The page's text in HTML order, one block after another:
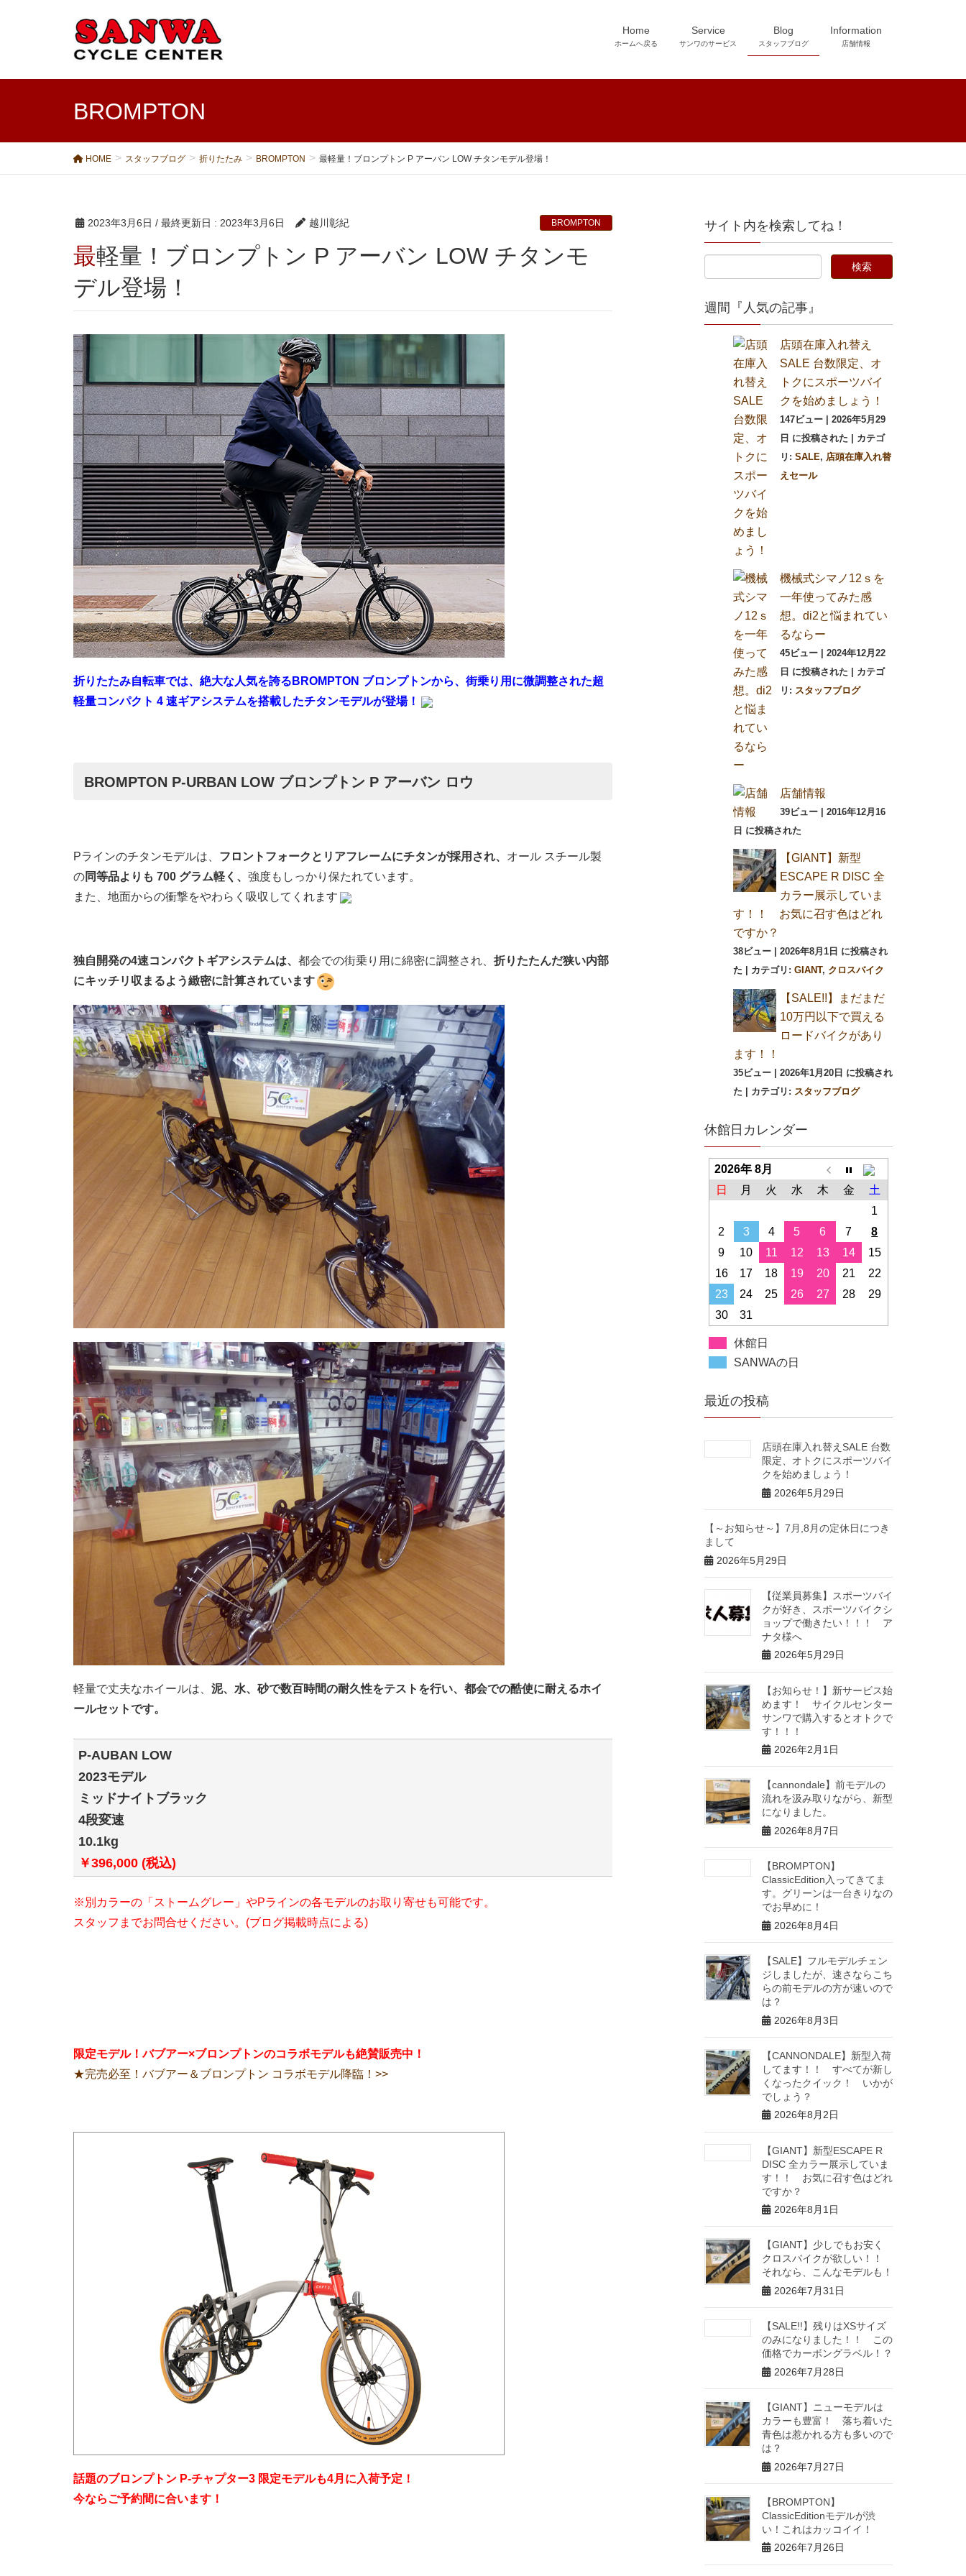
Home
ホームへ戻る
Service
サンワのサービス
Blog
スタッフブログ
Information
店舗情報
BROMPTON
HOME スタッフブログ 折りたたみ BROMPTON 最軽量！ブロンプトン P アーバン LOW チタンモデル登場！
2023年3月6日 / 最終更新日 : 2023年3月6日 越川彰紀 BROMPTON
最軽量！ブロンプトン P アーバン LOW チタンモ
デル登場！
折りたたみ自転車では、絶大な人気を誇るBROMPTON ブロンプトンから、街乗り用に微調整された超
軽量コンパクト 4 速ギアシステムを搭載したチタンモデルが登場！
BROMPTON P-URBAN LOW ブロンプトン P アーバン ロウ
Pラインのチタンモデルは、 フロントフォークとリアフレームにチタンが採用され、 オール スチール製
の同等品よりも 700 グラム軽く、 強度もしっかり保たれています。
また、地面からの衝撃をやわらく吸収してくれます
独自開発の4速コンパクトギアシステムは、 都会での街乗り用に綿密に調整され、 折りたたんだ狭い内部
にキッチリ収まるよう緻密に計算されています
軽量で丈夫なホイールは、 泥、水、砂で数百時間の耐久性をテストを行い、都会での酷使に耐えるホイ
ールセットです。
P-AUBAN LOW
2023モデル
ミッドナイトブラック
4段変速
10.1kg
￥396,000 (税込)
※別カラーの「ストームグレー」やPラインの各モデルのお取り寄せも可能です。
スタッフまでお問合せください。(ブログ掲載時点による)
限定モデル！バブアー×ブロンプトンのコラボモデルも絶賛販売中！
★完売必至！バブアー＆ブロンプトン コラボモデル降臨！>>
話題のブロンプトン P-チャプター3 限定モデルも4月に入荷予定！
今ならご予約間に合います！
サイト内を検索してね！
週間『人気の記事』
店頭在庫入れ替え
SALE 台数限定、オ
トクにスポーツバイ
クを始めましょう！
147ビュー| 2026年5月29
日 に投稿された
カテゴ
リ: SALE, 店頭在庫入れ替
えセール
機械式シマノ12ｓを
一年使ってみた感
想。di2と悩まれてい
るならー
45ビュー| 2024年12月22
日 に投稿された
カテゴ
リ: スタッフブログ
店舗情報
39ビュー| 2016年12月16
日 に投稿された
【GIANT】新型
ESCAPE R DISC 全
カラー展示していま
す！！ お気に召す色はどれ
ですか？
38ビュー| 2026年8月1日 に投稿され
た
カテゴリ: GIANT, クロスバイク
【SALE!!】まだまだ
10万円以下で買える
ロードバイクがあり
ます！！
35ビュー| 2026年1月20日 に投稿され
た
カテゴリ: スタッフブログ
休館日カレンダー
2026年 8月
日
月 火 水 木 金
土
1
2
3 4 5 6 7
8
9
10 11 12 13 14
15
16
17 18 19 20 21
22
23
24 25 26 27 28
29
30
31
休館日
SANWAの日
最近の投稿
店頭在庫入れ替えSALE 台数
限定、オトクにスポーツバイ
クを始めましょう！
2026年5月29日
【～お知らせ～】7月,8月の定休日につき
まして
2026年5月29日
【従業員募集】スポーツバイ
クが好き、スポーツバイクシ
ョップで働きたい！！！ ア
ナタ様へ
2026年5月29日
【お知らせ！】新サービス始
めます！ サイクルセンター
サンワで購入するとオトクで
す！！！
2026年2月1日
【cannondale】前モデルの
流れを汲み取りながら、新型
になりました。
2026年8月7日
【BROMPTON】
ClassicEdition入ってきてま
す。グリーンは一台きりなの
でお早めに！
2026年8月4日
【SALE】フルモデルチェン
ジしましたが、速さならこち
らの前モデルの方が速いので
は？
2026年8月3日
【CANNONDALE】新型入荷
してます！！ すべてが新し
くなったクイック！ いかが
でしょう？
2026年8月2日
【GIANT】新型ESCAPE R
DISC 全カラー展示していま
す！！ お気に召す色はどれ
ですか？
2026年8月1日
【GIANT】少しでもお安く
クロスバイクが欲しい！！
それなら、こんなモデルも！
2026年7月31日
【SALE!!】残りはXSサイズ
のみになりました！！ この
価格でカーボングラベル！？
2026年7月28日
【GIANT】ニューモデルは
カラーも豊富！ 落ち着いた
青色は惹かれる方も多いので
は？
2026年7月27日
【BROMPTON】
ClassicEditionモデルが渋
い！これはカッコイイ！
2026年7月26日